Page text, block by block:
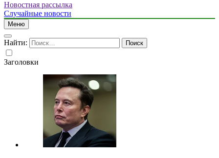
Новостная рассылка
Случайные новости
Меню
Найти:
Заголовки